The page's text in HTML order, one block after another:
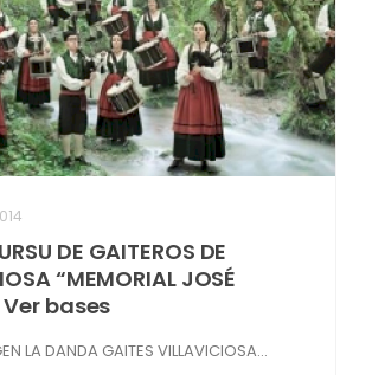
DE GAITEROS DE
“MEMORIAL JOSÉ
Ver bases
LA DANDA GAITES VILLAVICIOSA...